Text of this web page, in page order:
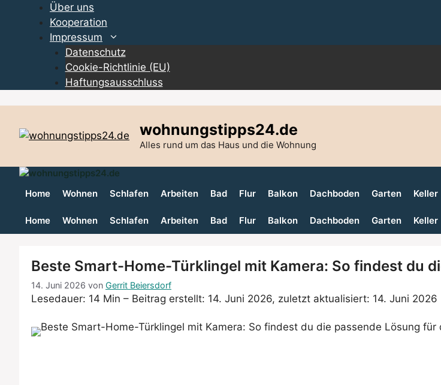
springen
Über uns
Kooperation
Impressum
Datenschutz
Cookie-Richtlinie (EU)
Haftungsausschluss
wohnungstipps24.de
Alles rund um das Haus und die Wohnung
Home Wohnen Schlafen Arbeiten Bad Flur Balkon Dachboden Garten Keller
Home Wohnen Schlafen Arbeiten Bad Flur Balkon Dachboden Garten Keller
Beste Smart-Home-Türklingel mit Kamera: So findest du
14. Juni 2026 von Gerrit Beiersdorf
Lesedauer: 14 Min – Beitrag erstellt: 14. Juni 2026, zuletzt aktualisiert: 14. Juni 2026